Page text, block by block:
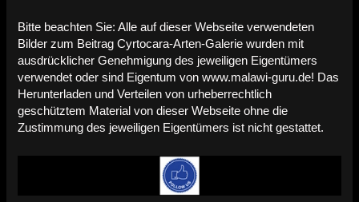
Bitte beachten Sie: Alle auf dieser Webseite verwendeten
Bilder zum Beitrag Cyrtocara-Arten-Galerie wurden mit
ausdrücklicher Genehmigung des jeweiligen Eigentümers
verwendet oder sind Eigentum von www.malawi-guru.de! Das
Herunterladen und Verteilen von urheberrechtlich
geschütztem Material von dieser Webseite ohne die
Zustimmung des jeweiligen Eigentümers ist nicht gestattet.